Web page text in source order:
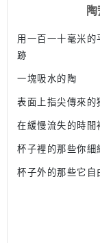
用一百一十毫米
跡
一塊吸水的陶
表面上指尖傳來的
在緩慢流失的時間
杯子裡的那些你細
杯子外的那些它自